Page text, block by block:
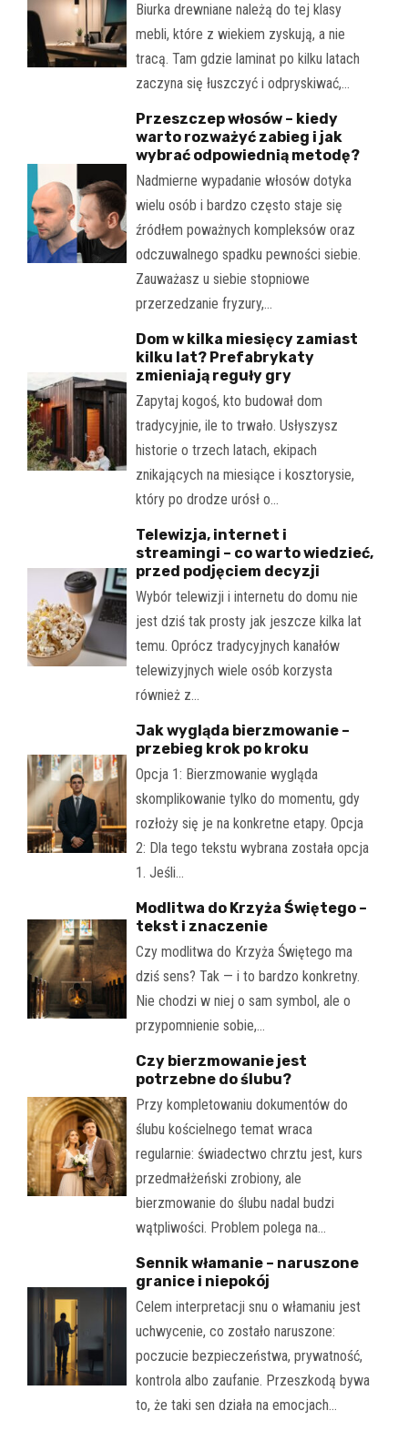
Biurka drewniane należą do tej klasy
mebli, które z wiekiem zyskują, a nie
tracą. Tam gdzie laminat po kilku latach
zaczyna się łuszczyć i odpryskiwać,…
Przeszczep włosów – kiedy
warto rozważyć zabieg i jak
wybrać odpowiednią metodę?
Nadmierne wypadanie włosów dotyka
wielu osób i bardzo często staje się
źródłem poważnych kompleksów oraz
odczuwalnego spadku pewności siebie.
Zauważasz u siebie stopniowe
przerzedzanie fryzury,…
Dom w kilka miesięcy zamiast
kilku lat? Prefabrykaty
zmieniają reguły gry
Zapytaj kogoś, kto budował dom
tradycyjnie, ile to trwało. Usłyszysz
historie o trzech latach, ekipach
znikających na miesiące i kosztorysie,
który po drodze urósł o…
Telewizja, internet i
streamingi – co warto wiedzieć,
przed podjęciem decyzji
Wybór telewizji i internetu do domu nie
jest dziś tak prosty jak jeszcze kilka lat
temu. Oprócz tradycyjnych kanałów
telewizyjnych wiele osób korzysta
również z…
Jak wygląda bierzmowanie –
przebieg krok po kroku
Opcja 1: Bierzmowanie wygląda
skomplikowanie tylko do momentu, gdy
rozłoży się je na konkretne etapy. Opcja
2: Dla tego tekstu wybrana została opcja
1. Jeśli…
Modlitwa do Krzyża Świętego –
tekst i znaczenie
Czy modlitwa do Krzyża Świętego ma
dziś sens? Tak — i to bardzo konkretny.
Nie chodzi w niej o sam symbol, ale o
przypomnienie sobie,…
Czy bierzmowanie jest
potrzebne do ślubu?
Przy kompletowaniu dokumentów do
ślubu kościelnego temat wraca
regularnie: świadectwo chrztu jest, kurs
przedmałżeński zrobiony, ale
bierzmowanie do ślubu nadal budzi
wątpliwości. Problem polega na…
Sennik włamanie – naruszone
granice i niepokój
Celem interpretacji snu o włamaniu jest
uchwycenie, co zostało naruszone:
poczucie bezpieczeństwa, prywatność,
kontrola albo zaufanie. Przeszkodą bywa
to, że taki sen działa na emocjach…